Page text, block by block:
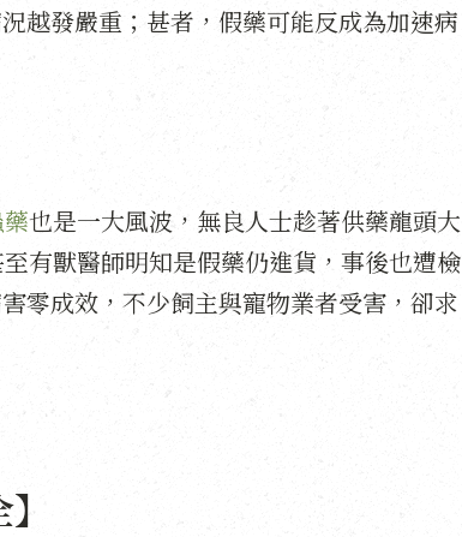
越發嚴重；甚者，假藥可能反成為加速病
也是一大風波，無良人士趁著供藥龍頭大
有獸醫師明知是假藥仍進貨，事後也遭檢
零成效，不少飼主與寵物業者受害，卻求